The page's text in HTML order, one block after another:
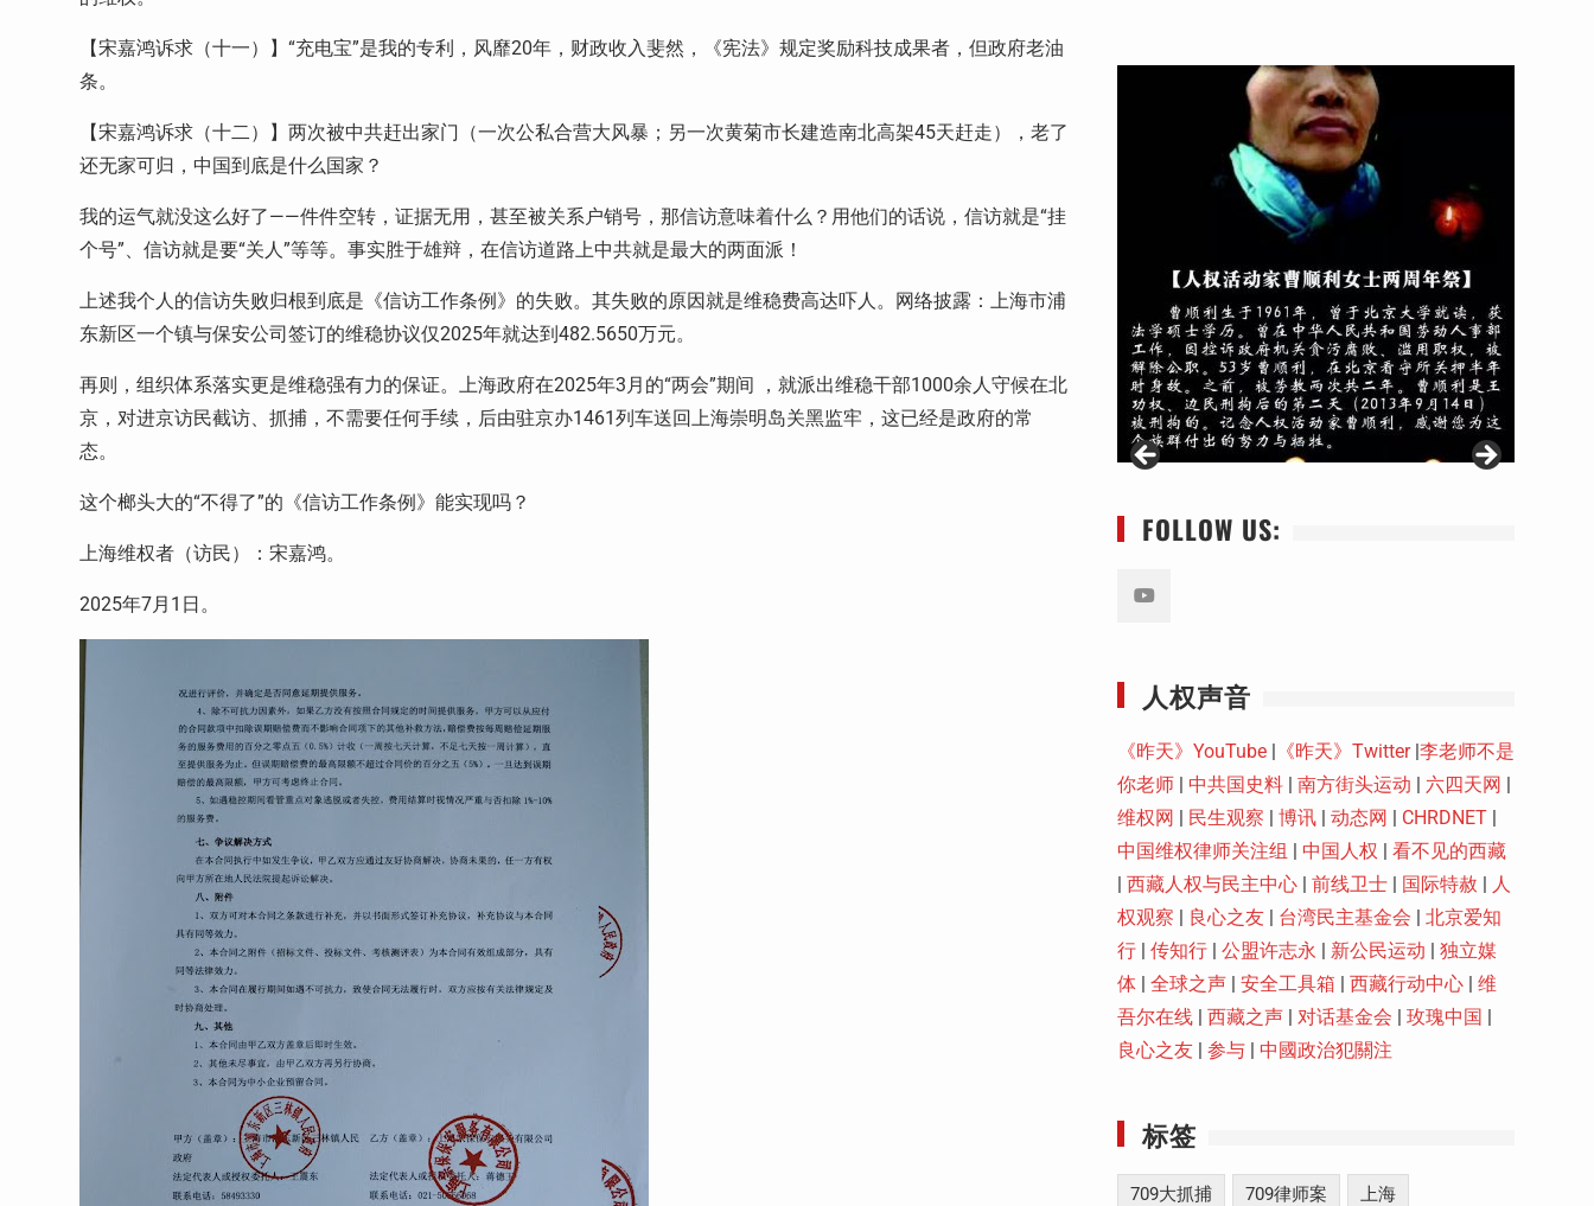
【宋嘉鸿诉求（十一）】“充电宝”是我的专利，风靡20年，财政收入斐然，《宪法》规定奖励科技成果者，但政府老油
条。
【宋嘉鸿诉求（十二）】两次被中共赶出家门（一次公私合营大风暴；另一次黄菊市长建造南北高架45天赶走），老了
还无家可归，中国到底是什么国家？
我的运气就没这么好了——件件空转，证据无用，甚至被关系户销号，那信访意味着什么？用他们的话说，信访就是“挂
个号”、信访就是要“关人”等等。事实胜于雄辩，在信访道路上中共就是最大的两面派！
上述我个人的信访失败归根到底是《信访工作条例》的失败。其失败的原因就是维稳费高达吓人。网络披露：上海市浦
东新区一个镇与保安公司签订的维稳协议仅2025年就达到482.5650万元。
再则，组织体系落实更是维稳强有力的保证。上海政府在2025年3月的“两会”期间 ，就派出维稳干部1000余人守候在北
京，对进京访民截访、抓捕，不需要任何手续，后由驻京办1461列车送回上海崇明岛关黑监牢，这已经是政府的常
态。
这个榔头大的“不得了”的《信访工作条例》能实现吗？
上海维权者（访民）：宋嘉鸿。
2025年7月1日。
FOLLOW US:
人权声音
《昨天》YouTube | 《昨天》Twitter|李老师不是
你老师 | 中共国史料 | 南方街头运动 | 六四天网 |
维权网 | 民生观察 | 博讯 | 动态网 | CHRDNET |
中国维权律师关注组 | 中国人权 | 看不见的西藏
| 西藏人权与民主中心 | 前线卫士 | 国际特赦 | 人
权观察 | 良心之友 | 台湾民主基金会 | 北京爱知
行 | 传知行 | 公盟许志永 | 新公民运动 | 独立媒
体 | 全球之声 | 安全工具箱 | 西藏行动中心 | 维
吾尔在线 | 西藏之声 | 对话基金会 | 玫瑰中国 |
良心之友 | 参与 | 中國政治犯關注
标签
709大抓捕 709律师案 上海